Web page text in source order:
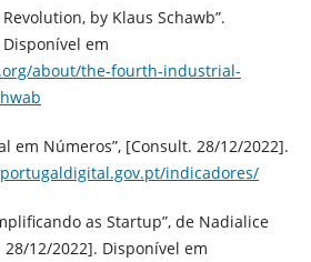
by Klaus Schawb”.
em
about/the-fourth-industrial-
em Números”, [Consult. 28/12/2022].
indicadores/
as Startup”, de Nadialice
12/2022]. Disponível em